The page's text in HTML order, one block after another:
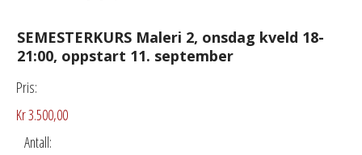
SEMESTERKURS Maleri 2, onsdag kveld 18-
21:00, oppstart 11. september
Pris:
Kr 3.500,00
Antall: